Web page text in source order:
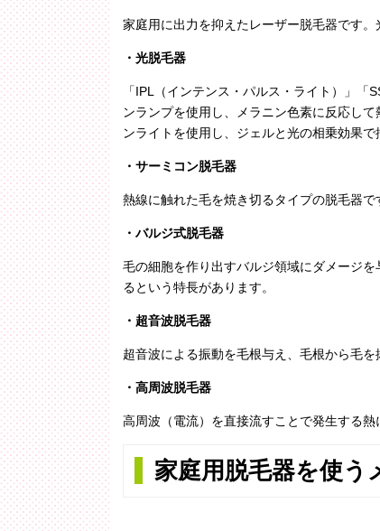
家庭用に出力を抑えたレーザー脱毛器です。
・光脱毛器
「IPL （インテンス・パルス・ライト）」「
ンランプを使用し、メラニン色素に反応し
ンライトを使用し、ジェルと光の相乗効果で
・サーミコン脱毛器
熱線に触れた毛を焼き切るタイプの脱毛器
・バルジ式脱毛器
毛の細胞を作り出すバルジ領域にダメージ
るという特長があります。
・超音波脱毛器
超音波による振動を毛根与え、毛根から毛
・高周波脱毛器
高周波（電流）を直接流すことで発生する
家庭用脱毛器を使う